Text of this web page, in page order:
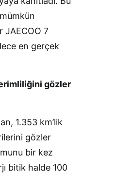
JAECOO 7
en gerçek
gözler
1.353 km’lik
gözler
bir kez
bitik halde 100